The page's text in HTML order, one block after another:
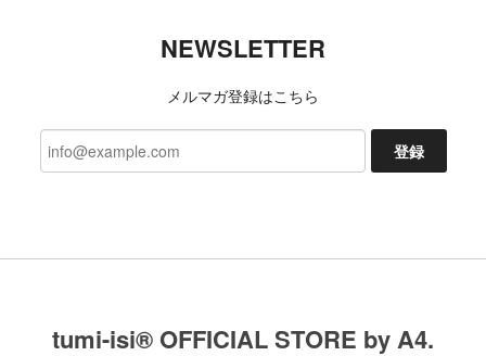
NEWSLETTER
メルマガ登録はこちら
登録
tumi-isi®︎ OFFICIAL STORE by A4.